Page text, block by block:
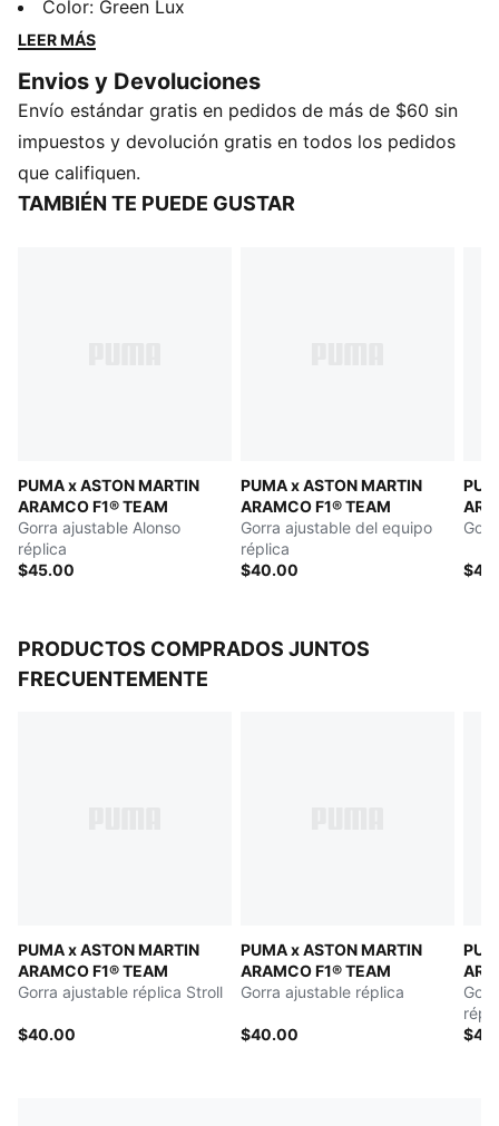
Con su forma estructurada y los logotipos del equipo
y los patrocinadores, esta gorra aporta un acabado
CARACTERÍSTICAS Y BENEFICIOS
Fabricada con al menos un 50% de materiales
reciclados
DETALLES
Producto diseñado para: Lifestyle by PUMA
Color: Green Lux
LEER MÁS
Envios y Devoluciones
Envío estándar gratis en pedidos de más de $60 sin
impuestos y devolución gratis en todos los pedidos
que califiquen.
TAMBIÉN TE PUEDE GUSTAR
PUMA x ASTON MARTIN
ARAMCO F1® TEAM
Gorra ajustable Alonso
réplica
$45.00
PUMA x ASTON MARTIN
ARAMCO F1® TEAM
Gorra ajustable del equipo
réplica
$40.00
PRODUCTOS COMPRADOS JUNTOS
FRECUENTEMENTE
PUMA x ASTON MARTIN
ARAMCO F1® TEAM
Gorra ajustable réplica Stroll
$40.00
PUMA x ASTON MARTIN
ARAMCO F1® TEAM
Gorra ajustable réplica
$40.00